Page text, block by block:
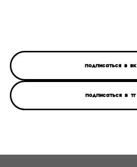
Подписаться в ВК
Подписаться в ТГ